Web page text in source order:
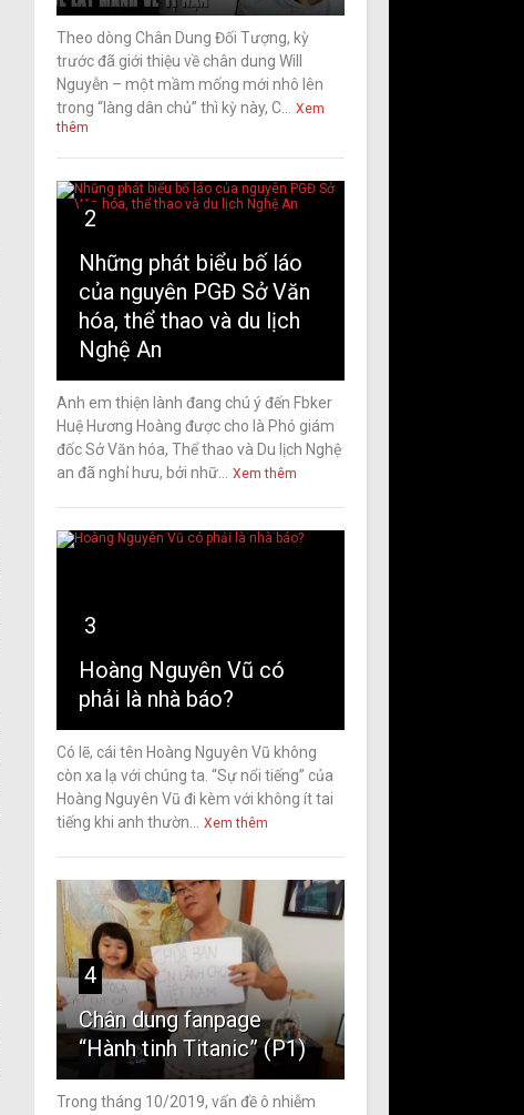
Theo dòng Chân Dung Đối Tượng, kỳ
trước đã giới thiệu về chân dung Will
Nguyễn – một mầm mống mới nhô lên
trong “làng dân chủ” thì kỳ này, C...
Xem
thêm
2
Những phát biểu bố láo
của nguyên PGĐ Sở Văn
hóa, thể thao và du lịch
Nghệ An
Anh em thiện lành đang chú ý đến Fbker
Huệ Hương Hoàng được cho là Phó giám
đốc Sở Văn hóa, Thể thao và Du lịch Nghệ
an đã nghỉ hưu, bởi nhữ...
Xem thêm
3
Hoàng Nguyên Vũ có
phải là nhà báo?
Có lẽ, cái tên Hoàng Nguyên Vũ không
còn xa lạ với chúng ta. “Sự nổi tiếng” của
Hoàng Nguyên Vũ đi kèm với không ít tai
tiếng khi anh thườn...
Xem thêm
4
Chân dung fanpage
“Hành tinh Titanic” (P1)
Trong tháng 10/2019, vấn đề ô nhiễm